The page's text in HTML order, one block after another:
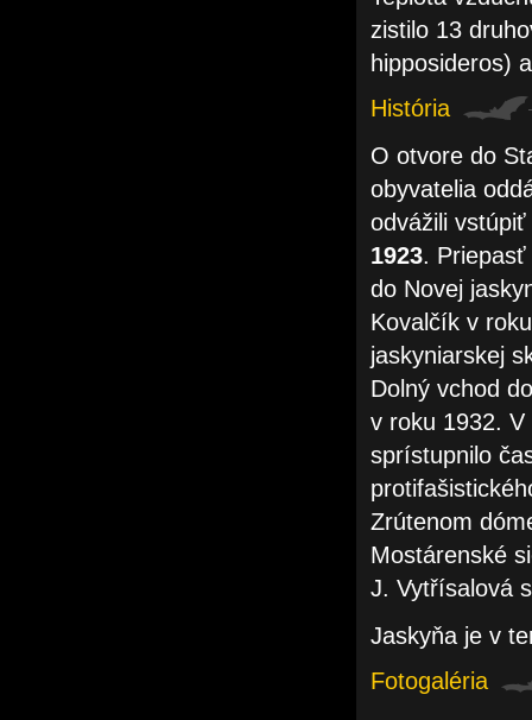
zistilo 13
hipposideros)
História
O otvore do
obyvatelia
odvážili
1923. Priepasť
do Novej
Kovalčík v
jaskyniarskej
Dolný vchod
v roku 1932.
sprístupnilo
Zrútenom
Mostárenské
J. Vytřísalová
Jaskyňa je v
Fotogaléria